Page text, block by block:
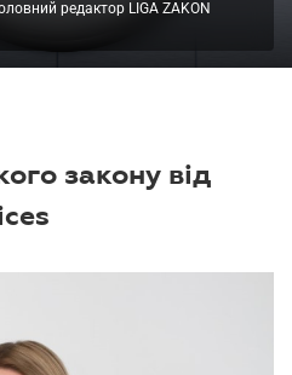
редактор LIGA ZAKON
закону від